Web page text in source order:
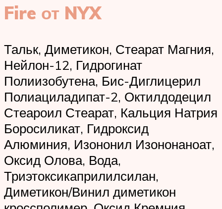
Fire от NYX
Тальк, Диметикон, Стеарат Магния,
Нейлон-12, Гидрогинат
Полиизобутена, Бис-Диглицерил
Полиациладипат-2, Октилдодецил
Стеароил Стеарат, Кальция Натрия
Боросиликат, Гидроксид
Алюминия, Изононил Изононаноат,
Оксид Олова, Вода,
Триэтоксикаприлилсилан,
Диметикон/Винил диметикон